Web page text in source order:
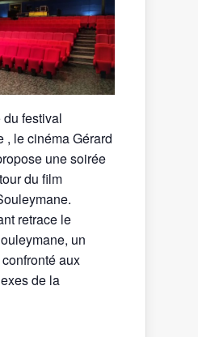
festival
, le cinéma Gérard
une soirée
du film
retrace le
un
aux
de la